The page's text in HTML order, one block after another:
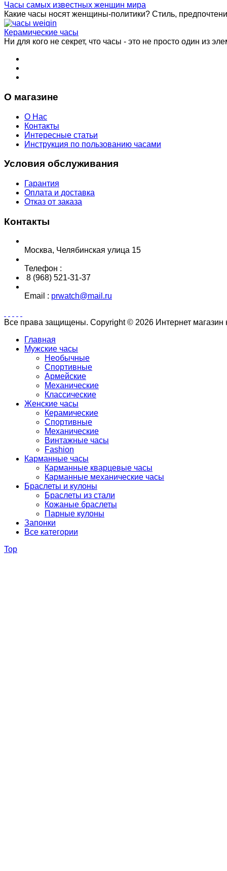
Часы самых известных женщин мира
Какие часы носят женщины-политики? Стиль,
Керамические часы
Ни для кого не секрет, что часы - это не просто один из
О магазине
О Нас
Контакты
Интересные статьи
Инструкция по пользованию часами
Условия обслуживания
Гарантия
Оплата и доставка
Отказ от заказа
Контакты
Москва, Челябинская улица 15
Телефон :
8 (968) 521-31-37
Email : prwatch@mail.ru
Все права защищены. Copyright © 2026 Интернет магазин
Главная
Мужские часы
Необычные
Спортивные
Армейские
Механические
Классические
Женские часы
Керамические
Спортивные
Механические
Винтажные часы
Fashion
Карманные часы
Карманные кварцевые часы
Карманные механические часы
Браслеты и кулоны
Браслеты из стали
Кожаные браслеты
Парные кулоны
Запонки
Все категории
Top